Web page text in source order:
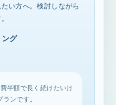
い方へ。検討しながら
ング
半額で長く続けたいけ
ンです。